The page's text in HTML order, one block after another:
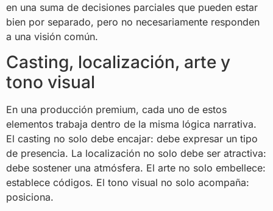
en una suma de decisiones parciales que pueden estar
bien por separado, pero no necesariamente responden
a una visión común.
Casting, localización, arte y
tono visual
En una producción premium, cada uno de estos
elementos trabaja dentro de la misma lógica narrativa.
El casting no solo debe encajar: debe expresar un tipo
de presencia. La localización no solo debe ser atractiva:
debe sostener una atmósfera. El arte no solo embellece:
establece códigos. El tono visual no solo acompaña:
posiciona.